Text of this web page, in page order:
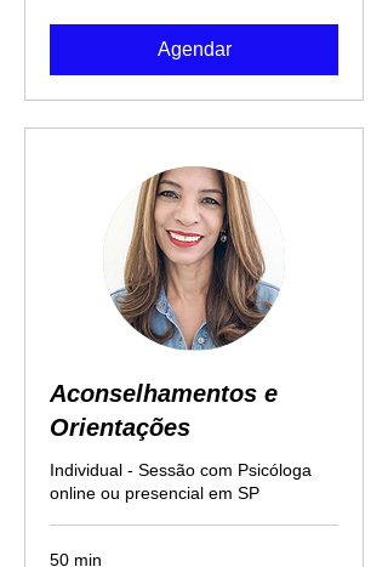
Agendar
Aconselhamentos e
Orientações
Individual - Sessão com Psicóloga
online ou presencial em SP
50 min